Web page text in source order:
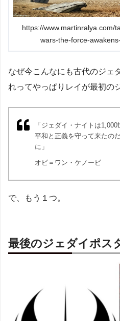
https://www.martinralya.com/
wars-the-force-
なぜ今こんなにも古代のジェ
れってやっぱりレイが最初の
「ジェダイ・ナイトは
平和と正義を守って来たの
に」
オビ＝ワン・ケノービ
で、もう１つ。
最後のジェダイポス